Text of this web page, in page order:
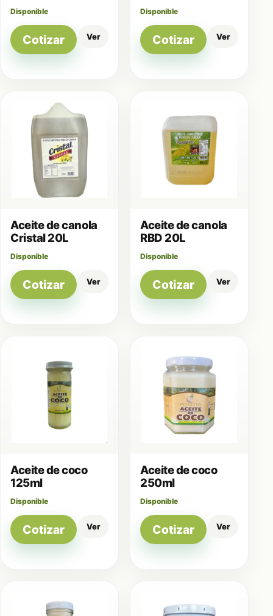
Disponible
Cotizar Ver
Disponible
Cotizar Ver
Aceite de canola
Cristal 20L
Disponible
Cotizar Ver
Aceite de canola
RBD 20L
Disponible
Cotizar Ver
Aceite de coco
125ml
Disponible
Cotizar Ver
Aceite de coco
250ml
Disponible
Cotizar Ver